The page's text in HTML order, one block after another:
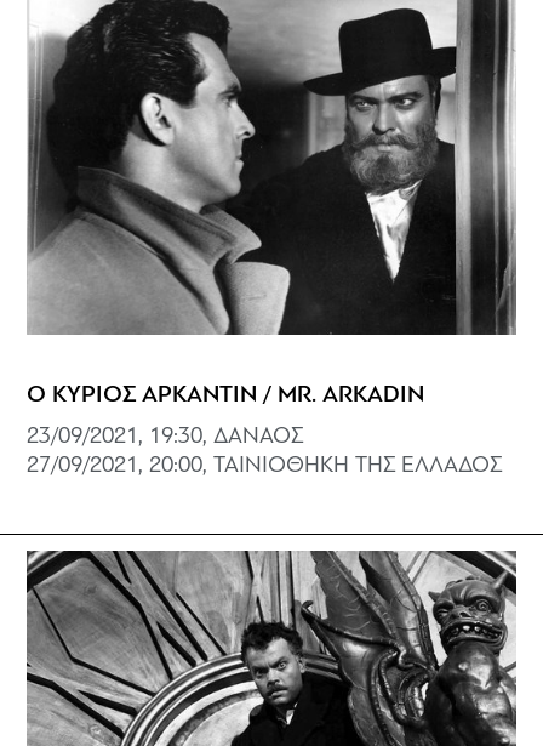
Ο ΚΥΡΙΟΣ ΑΡΚΑΝΤΙΝ / MR. ARKADIN
23/09/2021, 19:30, ΔΑΝΑΟΣ
27/09/2021, 20:00, ΤΑΙΝΙΟΘΗΚΗ ΤΗΣ ΕΛΛΑΔΟΣ